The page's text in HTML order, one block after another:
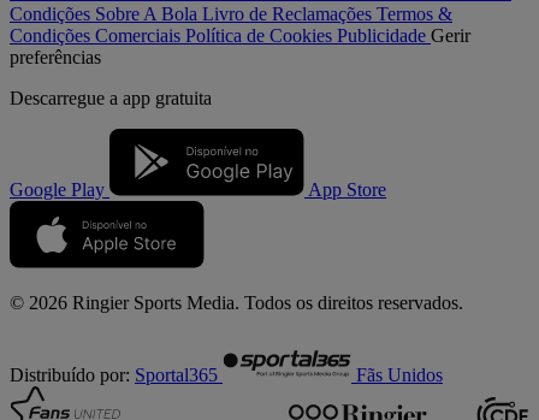
Condições Sobre A Bola Livro de Reclamações Termos &
Condições Comerciais Política de Cookies Publicidade Gerir
preferências
Descarregue a app gratuita
Google Play App Store
© 2026 Ringier Sports Media. Todos os direitos reservados.
Distribuído por: Sportal365 Fãs Unidos